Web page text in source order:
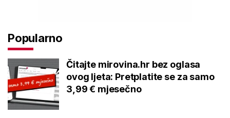
Popularno
Čitajte mirovina.hr bez oglasa
ovog ljeta: Pretplatite se za samo
3,99 € mjesečno